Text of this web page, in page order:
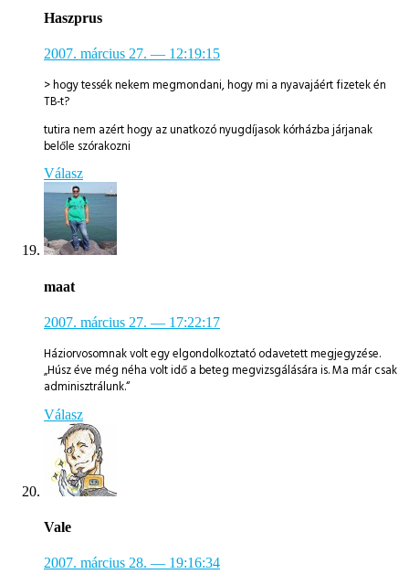
Haszprus
2007. március 27. — 12:19:15
> hogy tessék nekem megmondani, hogy mi a nyavajáért fizetek én
TB-t?
tutira nem azért hogy az unatkozó nyugdíjasok kórházba járjanak
belőle szórakozni
Válasz
maat
2007. március 27. — 17:22:17
Háziorvosomnak volt egy elgondolkoztató odavetett megjegyzése.
„Húsz éve még néha volt idő a beteg megvizsgálására is. Ma már csak
adminisztrálunk.“
Válasz
Vale
2007. március 28. — 19:16:34